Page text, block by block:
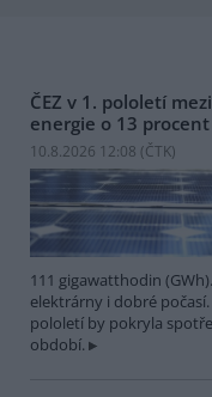
ČEZ v 1. pololetí
energie o 13
10.8.2026 12:08 (ČTK)
111 gigawatthodin
elektrárny i dobré
pololetí by pokryla
období.